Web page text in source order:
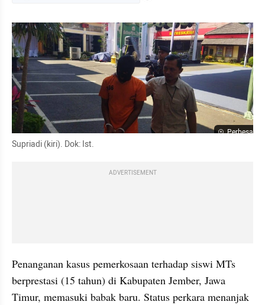
Perbesar
Supriadi (kiri). Dok: Ist.
ADVERTISEMENT
Penanganan kasus pemerkosaan terhadap siswi MTs
berprestasi (15 tahun) di Kabupaten Jember, Jawa
Timur, memasuki babak baru. Status perkara menanjak